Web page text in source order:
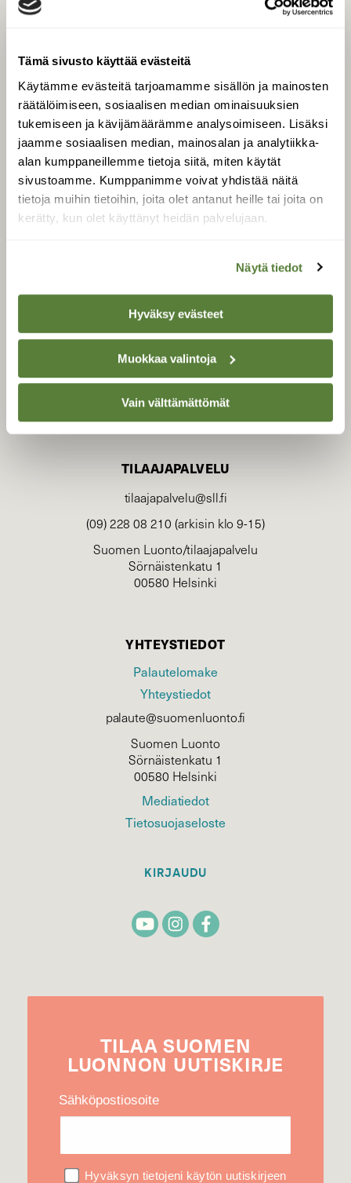
Tämä sivusto käyttää evästeitä
Käytämme evästeitä tarjoamamme sisällön ja mainosten
räätälöimiseen, sosiaalisen median ominaisuuksien
tukemiseen ja kävijämäärämme analysoimiseen. Lisäksi
jaamme sosiaalisen median, mainosalan ja analytiikka-
alan kumppaneillemme tietoja siitä, miten käytät
sivustoamme. Kumppanimme voivat yhdistää näitä
tietoja muihin tietoihin, joita olet antanut heille tai joita on
kerätty, kun olet käyttänyt heidän palvelujaan.
Näytä tiedot
Hyväksy evästeet
Muokkaa valintoja
Vain välttämättömät
Tilaa digilukuoikeus
Äänestä parasta juttua
Tilaa uutiskirje
SUOMEN LUONNON­
SUOJELU­LIITTO
Suomen Luonto -lehden
luonnonsuojelu­liitto.
TILAAJAPALVELU
tilaajapalvelu@sll.fi
(09) 228 08 210 (arkisin klo 9-15)
Suomen Luonto/tilaajapalvelu
Sörnäistenkatu 1
00580 Helsinki
YHTEYSTIEDOT
Palautelomake
Yhteystiedot
palaute@suomenluonto.fi
Suomen Luonto
Sörnäistenkatu 1
00580 Helsinki
Mediatiedot
Tietosuojaseloste
KIRJAUDU
TILAA SUOMEN
LUONNON UUTIS­KIRJE
Sähköpostiosoite
Hyväksyn tietojeni käytön uutiskirjeen